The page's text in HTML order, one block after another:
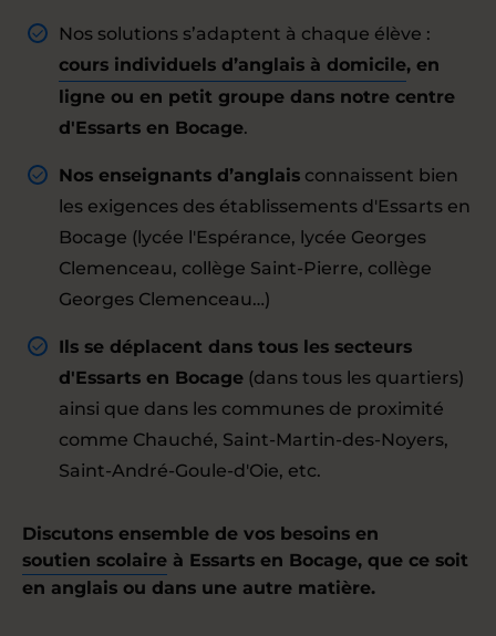
Nos solutions s’adaptent à chaque élève :
cours individuels d’anglais à domicile, en
ligne ou en petit groupe dans notre centre
d'Essarts en Bocage.
Nos enseignants d’anglais connaissent bien
les exigences des établissements d'Essarts en
Bocage (lycée l'Espérance, lycée Georges
Clemenceau, collège Saint-Pierre, collège
Georges Clemenceau…)
Ils se déplacent dans tous les secteurs
d'Essarts en Bocage (dans tous les quartiers)
ainsi que dans les communes de proximité
comme Chauché, Saint-Martin-des-Noyers,
Saint-André-Goule-d'Oie, etc.
Discutons ensemble de vos besoins en
soutien scolaire à Essarts en Bocage, que ce soit
en anglais ou dans une autre matière.